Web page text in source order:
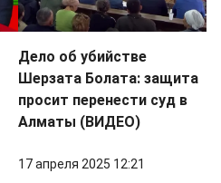
Дело об убийстве
Шерзата Болата: защита
просит перенести суд в
Алматы (ВИДЕО)
17 апреля 2025 12:21